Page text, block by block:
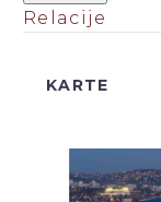
Relacije
KARTE